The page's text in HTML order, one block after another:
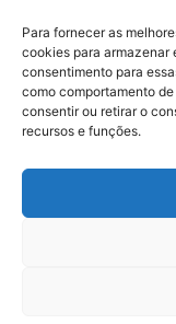
Para fornecer as
cookies para armazenar
consentimento para
como comportamento
consentir ou retirar o
recursos e funções.
DO
Assine